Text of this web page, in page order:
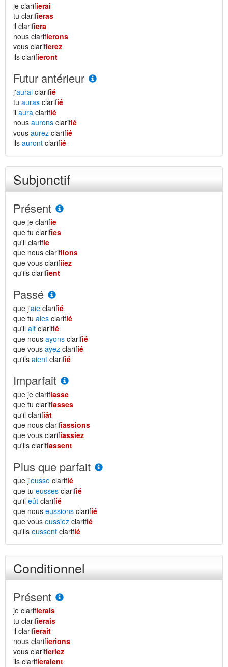
je clarifierai
tu clarifieras
il clarifiera
nous clarifierons
vous clarifierez
ils clarifieront
Futur antérieur
j'aurai clarifié
tu auras clarifié
il aura clarifié
nous aurons clarifié
vous aurez clarifié
ils auront clarifié
Subjonctif
Présent
que je clarifie
que tu clarifies
qu'il clarifie
que nous clarifiions
que vous clarifiiez
qu'ils clarifient
Passé
que j'aie clarifié
que tu aies clarifié
qu'il ait clarifié
que nous ayons clarifié
que vous ayez clarifié
qu'ils aient clarifié
Imparfait
que je clarifiasse
que tu clarifiasses
qu'il clarifiât
que nous clarifiassions
que vous clarifiassiez
qu'ils clarifiassent
Plus que parfait
que j'eusse clarifié
que tu eusses clarifié
qu'il eût clarifié
que nous eussions clarifié
que vous eussiez clarifié
qu'ils eussent clarifié
Conditionnel
Présent
je clarifierais
tu clarifierais
il clarifierait
nous clarifierions
vous clarifieriez
ils clarifieraient